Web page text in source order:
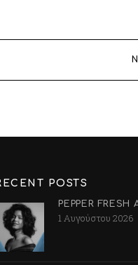
POSTS
PEPPER FRESH
1 Αυγούστου 2026